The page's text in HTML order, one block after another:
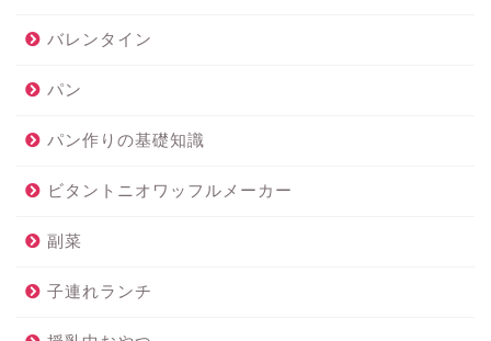
バレンタイン
パン
パン作りの基礎知識
ビタントニオワッフルメーカー
副菜
子連れランチ